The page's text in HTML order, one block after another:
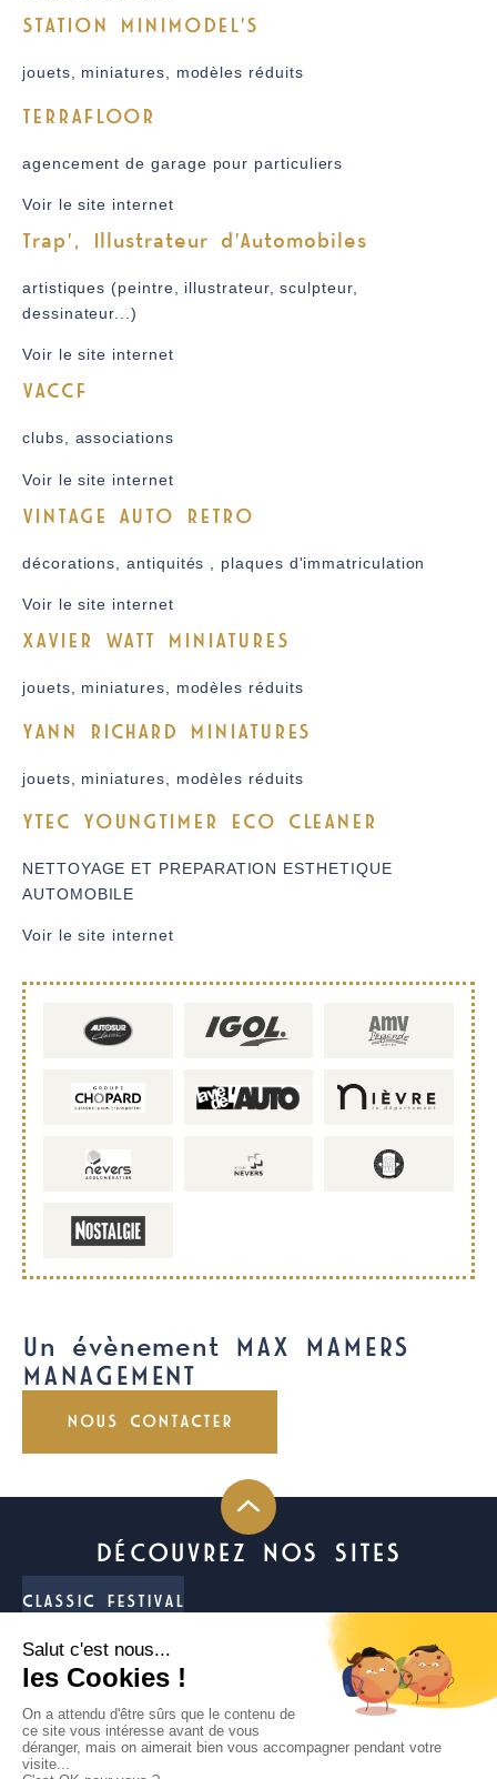
STATION MINIMODEL'S
jouets, miniatures, modèles réduits
TERRAFLOOR
agencement de garage pour particuliers
Voir le site internet
Trap', Illustrateur d'Automobiles
artistiques (peintre, illustrateur, sculpteur,
dessinateur...)
Voir le site internet
VACCF
clubs, associations
Voir le site internet
VINTAGE AUTO RETRO
décorations, antiquités , plaques d'immatriculation
Voir le site internet
XAVIER WATT MINIATURES
jouets, miniatures, modèles réduits
YANN RICHARD MINIATURES
jouets, miniatures, modèles réduits
YTEC YOUNGTIMER ECO CLEANER
NETTOYAGE ET PREPARATION ESTHETIQUE
AUTOMOBILE
Voir le site internet
Un évènement MAX MAMERS
MANAGEMENT
NOUS CONTACTER
DÉCOUVREZ NOS SITES
CLASSIC FESTIVAL
FUN CUP
TROPHÉE ANDROS